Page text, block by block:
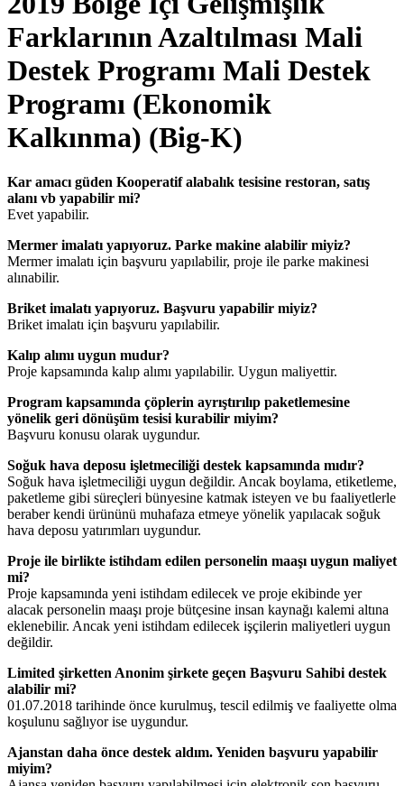
Farklarının Azaltılması Mali
Destek Programı Mali Destek
Programı (Ekonomik
Kalkınma) (Big-K)
Kar amacı güden Kooperatif alabalık tesisine restoran, satış
alanı vb yapabilir mi?
Evet yapabilir.
Mermer imalatı yapıyoruz. Parke makine alabilir miyiz?
Mermer imalatı için başvuru yapılabilir, proje ile parke makinesi
alınabilir.
Briket imalatı yapıyoruz. Başvuru yapabilir miyiz?
Briket imalatı için başvuru yapılabilir.
Kalıp alımı uygun mudur?
Proje kapsamında kalıp alımı yapılabilir. Uygun maliyettir.
Program kapsamında çöplerin ayrıştırılıp paketlemesine
yönelik geri dönüşüm tesisi kurabilir miyim?
Başvuru konusu olarak uygundur.
Soğuk hava deposu işletmeciliği destek kapsamında mıdır?
Soğuk hava işletmeciliği uygun değildir. Ancak boylama, etiketleme,
paketleme gibi süreçleri bünyesine katmak isteyen ve bu faaliyetlerle
beraber kendi ürününü muhafaza etmeye yönelik yapılacak soğuk
hava deposu yatırımları uygundur.
Proje ile birlikte istihdam edilen personelin maaşı uygun maliyet
mi?
Proje kapsamında yeni istihdam edilecek ve proje ekibinde yer
alacak personelin maaşı proje bütçesine insan kaynağı kalemi altına
eklenebilir. Ancak yeni istihdam edilecek işçilerin maliyetleri uygun
değildir.
Limited şirketten Anonim şirkete geçen Başvuru Sahibi destek
alabilir mi?
01.07.2018 tarihinde önce kurulmuş, tescil edilmiş ve faaliyette olma
koşulunu sağlıyor ise uygundur.
Ajanstan daha önce destek aldım. Yeniden başvuru yapabilir
miyim?